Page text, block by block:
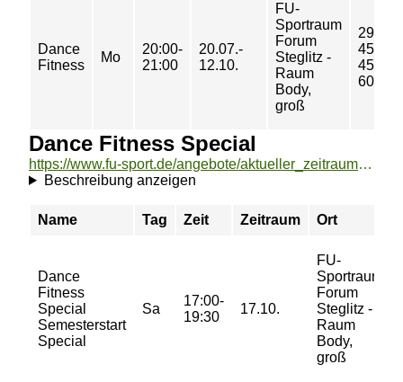
Dance
Fitness
Mo
20:00-
21:00
20.07.-
12.10.
FU-
Sportraum
Forum
Steglitz -
Raum
Body,
groß
29/
45/
45/
60 €
Dance Fitness Special
https://www.fu-sport.de/angebote/aktueller_zeitraum/_Dance_Fitness_Special.html
Beschreibung anzeigen
Name Tag Zeit Zeitraum Ort
Dance
Fitness
Special
Semesterstart
Special
Sa
17:00-
19:30
17.10.
FU-
Sportraum
Forum
Steglitz -
Raum
Body,
groß